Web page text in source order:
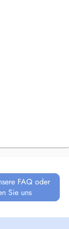
FAQ oder
Sie uns